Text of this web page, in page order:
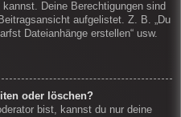
Deine Berechtigungen sind
aufgelistet. Z. B. „Du
Dateianhänge erstellen“ usw.
oder löschen?
bist, kannst du nur deine